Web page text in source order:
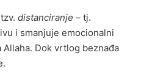
distanciranje – tj.
i smanjuje emocionalni
Allaha. Dok vrtlog beznađa